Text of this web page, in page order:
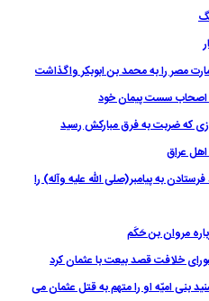
فرستادن به پيامبر(صلى الله عليه وآله) را
شنيد بنى اميّه او را متهم به قتل عثمان مى